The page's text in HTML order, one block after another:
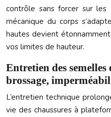
contrôle sans forcer sur les
mécanique du corps
hautes devient
vos limites de hauteur.
Entretien des semelles
brossage,
L’entretien technique
vie des chaussures à